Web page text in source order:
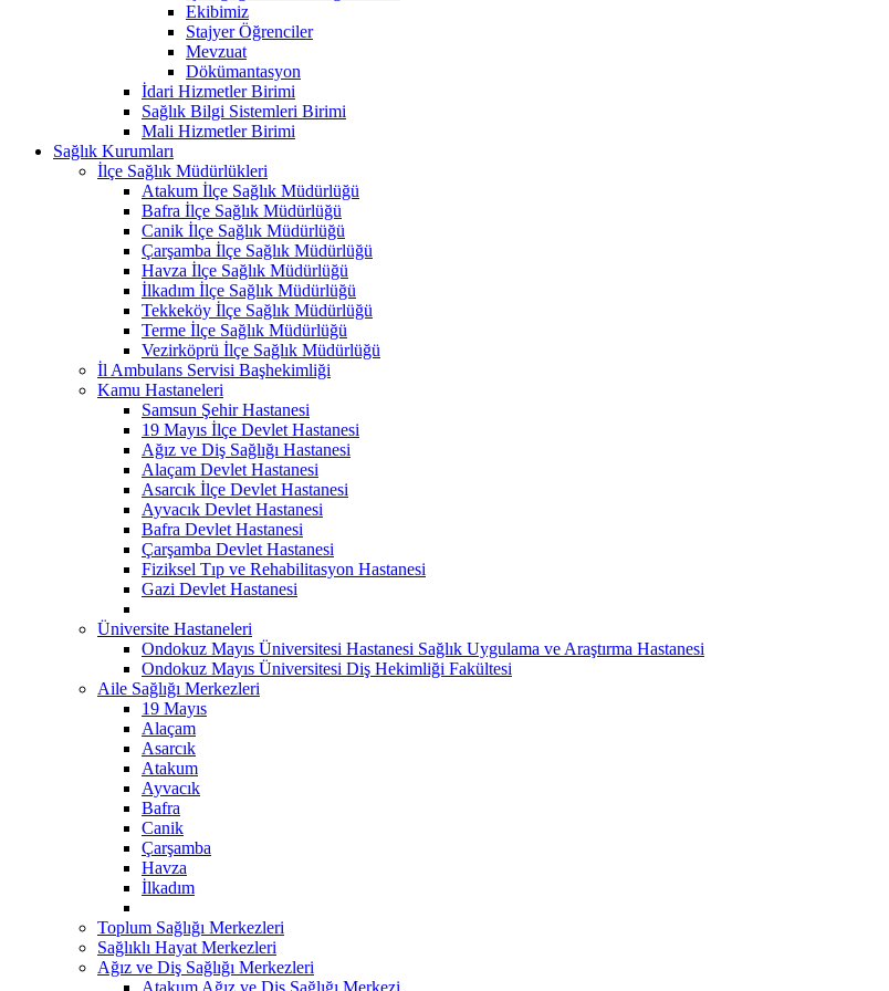
Ekibimiz
Stajyer Öğrenciler
Mevzuat
Dökümantasyon
İdari Hizmetler Birimi
Sağlık Bilgi Sistemleri Birimi
Mali Hizmetler Birimi
Sağlık Kurumları
İlçe Sağlık Müdürlükleri
Atakum İlçe Sağlık Müdürlüğü
Bafra İlçe Sağlık Müdürlüğü
Canik İlçe Sağlık Müdürlüğü
Çarşamba İlçe Sağlık Müdürlüğü
Havza İlçe Sağlık Müdürlüğü
İlkadım İlçe Sağlık Müdürlüğü
Tekkeköy İlçe Sağlık Müdürlüğü
Terme İlçe Sağlık Müdürlüğü
Vezirköprü İlçe Sağlık Müdürlüğü
İl Ambulans Servisi Başhekimliği
Kamu Hastaneleri
Samsun Şehir Hastanesi
19 Mayıs İlçe Devlet Hastanesi
Ağız ve Diş Sağlığı Hastanesi
Alaçam Devlet Hastanesi
Asarcık İlçe Devlet Hastanesi
Ayvacık Devlet Hastanesi
Bafra Devlet Hastanesi
Çarşamba Devlet Hastanesi
Fiziksel Tıp ve Rehabilitasyon Hastanesi
Gazi Devlet Hastanesi
Üniversite Hastaneleri
Ondokuz Mayıs Üniversitesi Hastanesi Sağlık Uygulama ve Araştırma Hastanesi
Ondokuz Mayıs Üniversitesi Diş Hekimliği Fakültesi
Aile Sağlığı Merkezleri
19 Mayıs
Alaçam
Asarcık
Atakum
Ayvacık
Bafra
Canik
Çarşamba
Havza
İlkadım
Toplum Sağlığı Merkezleri
Sağlıklı Hayat Merkezleri
Ağız ve Diş Sağlığı Merkezleri
Atakum Ağız ve Diş Sağlığı Merkezi